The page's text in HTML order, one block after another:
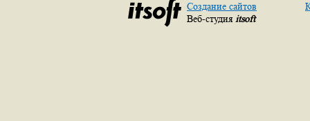
Создание сайтов
Веб-студия itsoft